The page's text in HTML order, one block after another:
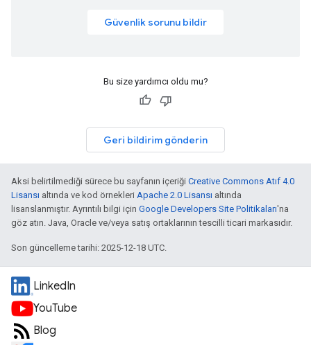
Güvenlik sorunu bildir
Bu size yardımcı oldu mu?
Geri bildirim gönderin
Aksi belirtilmediği sürece bu sayfanın içeriği Creative Commons Atıf 4.0
Lisansı altında ve kod örnekleri Apache 2.0 Lisansı altında
lisanslanmıştır. Ayrıntılı bilgi için Google Developers Site Politikaları'na
göz atın. Java, Oracle ve/veya satış ortaklarının tescilli ticari markasıdır.
Son güncelleme tarihi: 2025-12-18 UTC.
LinkedIn
YouTube
Blog